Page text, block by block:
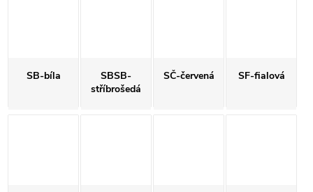
SB-bíla
SBSB-
stříbrošedá
SČ-červená SF-fialová